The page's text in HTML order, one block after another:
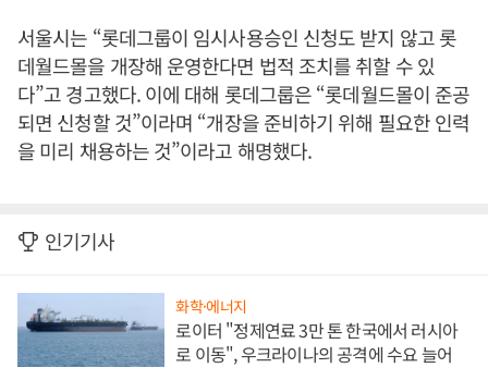
서울시는 “롯데그룹이 임시사용승인 신청도 받지 않고 롯
데월드몰을 개장해 운영한다면 법적 조치를 취할 수 있
다”고 경고했다. 이에 대해 롯데그룹은 “롯데월드몰이 준공
되면 신청할 것”이라며 “개장을 준비하기 위해 필요한 인력
을 미리 채용하는 것”이라고 해명했다.
인기기사
화학·에너지
로이터 "정제연료 3만 톤 한국에서 러시아
로 이동", 우크라이나의 공격에 수요 늘어